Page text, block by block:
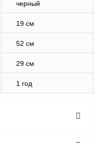
черный
19 см
52 см
29 см
1 год